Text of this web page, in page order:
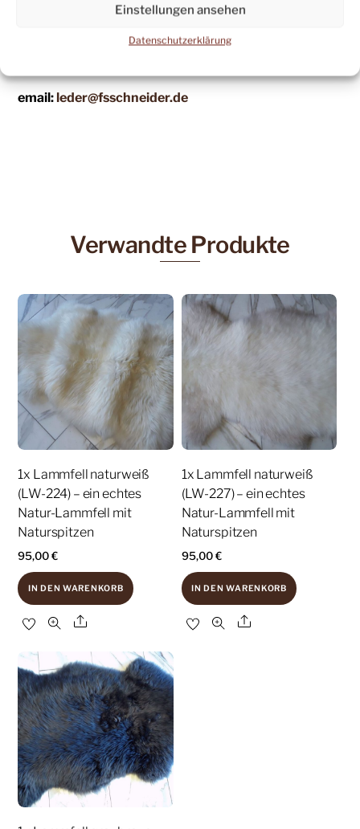
Einstellungen ansehen
Datenschutzerklärung
email: leder@fsschneider.de
Verwandte Produkte
1x Lammfell naturweiß
(LW-224) – ein echtes
Natur-Lammfell mit
Naturspitzen
95,00€
IN DEN WARENKORB
Share
1x Lammfell naturweiß
(LW-227) – ein echtes
Natur-Lammfell mit
Naturspitzen
95,00€
IN DEN WARENKORB
Share